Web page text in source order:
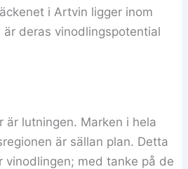
i Artvin ligger inom
deras vinodlingspotential
är lutningen. Marken i hela
är sällan plan. Detta
vinodlingen; med tanke på de